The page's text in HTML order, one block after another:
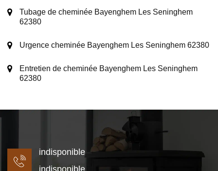
Tubage de cheminée Bayenghem Les Seninghem
62380
Urgence cheminée Bayenghem Les Seninghem 62380
Entretien de cheminée Bayenghem Les Seninghem
62380
indisponible
indisponible